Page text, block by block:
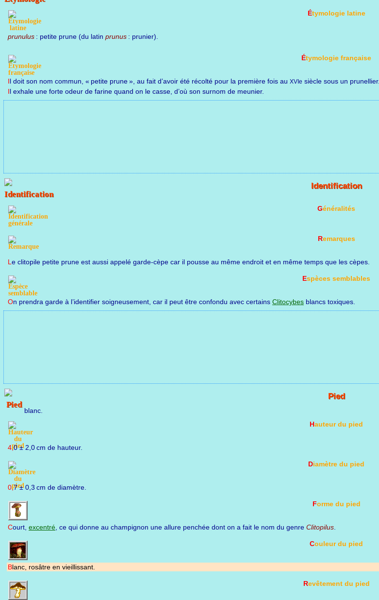
Étymologie latine
prunulus : petite prune (du latin prunus : prunier).
Étymologie française
Il doit son nom commun, « petite prune », au fait d’avoir été récolté pour la première fois au XVIe siècle sous un prunellier.
Il exhale une forte odeur de farine quand on le casse, d’où son surnom de meunier.
Identification
Généralités
Remarques
Le clitopile petite prune est aussi appelé garde-cèpe car il pousse au même endroit et en même temps que les cèpes.
Espèces semblables
On prendra garde à l’identifier soigneusement, car il peut être confondu avec certains Clitocybes blancs toxiques.
Pied
blanc.
Hauteur du pied
4,0 ± 2,0 cm de hauteur.
Diamètre du pied
0,7 ± 0,3 cm de diamètre.
Forme du pied
Court, excentré , ce qui donne au champignon une allure penchée dont on a fait le nom du genre Clitopilus
Couleur du pied
Blanc, rosâtre en vieillissant.
Revêtement du pied